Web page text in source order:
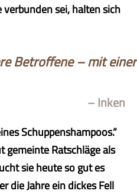
sei, halten sich
Betroffene – mit einer
– Inken
Schuppenshampoos.“
gemeinte Ratschläge als
sie heute so gut es
die Jahre ein dickes Fell